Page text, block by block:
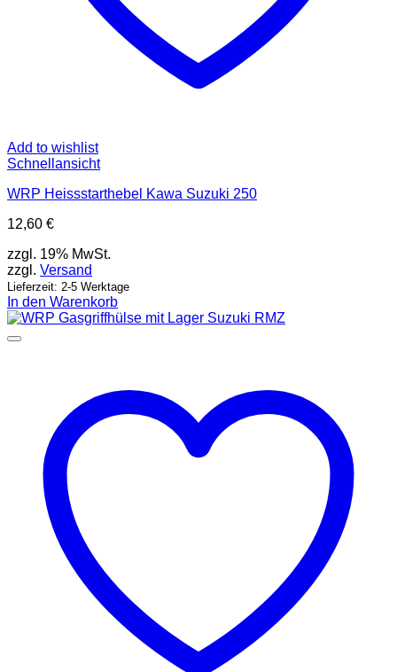
Add to wishlist
Schnellansicht
WRP Heissstarthebel Kawa Suzuki 250
12,60 €
zzgl. 19% MwSt.
zzgl. Versand
Lieferzeit: 2-5 Werktage
In den Warenkorb